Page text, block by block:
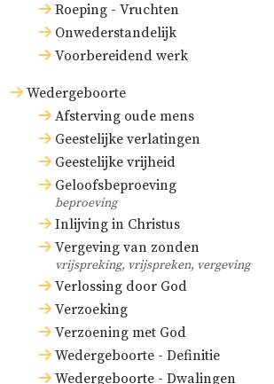
Roeping - Vruchten
Onwederstandelijk
Voorbereidend werk
Wedergeboorte
Afsterving oude mens
Geestelijke verlatingen
Geestelijke vrijheid
Geloofsbeproeving
beproeving
Inlijving in Christus
Vergeving van zonden
vrijspreking, vrijspreken, vergeving
Verlossing door God
Verzoeking
Verzoening met God
Wedergeboorte - Definitie
Wedergeboorte - Dwalingen